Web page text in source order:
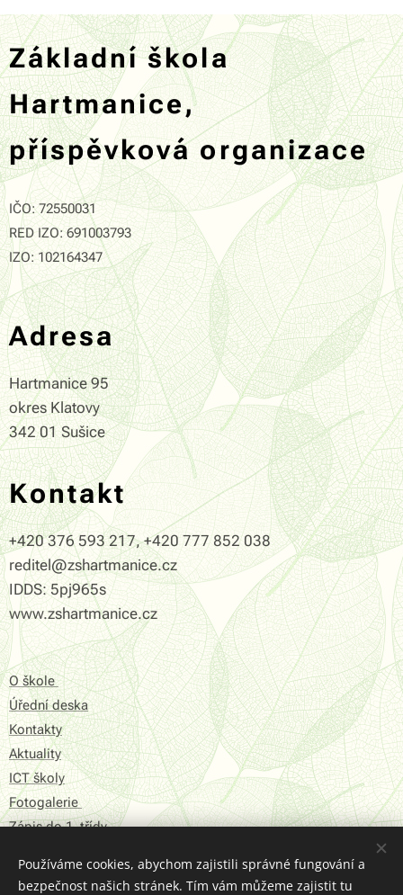
Základní škola
Hartmanice,
příspěvková organizace
IČO: 72550031
RED IZO: 691003793
IZO: 102164347
Adresa
Hartmanice 95
okres Klatovy
342 01 Sušice
Kontakt
+420 376 593 217, +420 777 852 038
reditel@zshartmanice.cz
IDDS: 5pj965s
www.zshartmanice.cz
O škole
Úřední deska
Kontakty
Aktuality
ICT školy
Fotogalerie
Zápis do 1. třídy
Prohlášení o přístupnosti
Používáme cookies, abychom zajistili správné fungování a
bezpečnost našich stránek. Tím vám můžeme zajistit tu